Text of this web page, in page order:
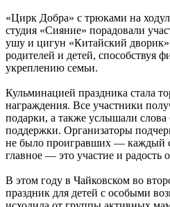
«Цирк Добра» с трюками на
студия «Сияние» порадовали
ушу и цигун «Китайский дворик»
родителей и детей, способствуя
укреплению семьи.
Кульминацией праздника стала
награждения. Все участники
подарки, а также услышали слова
поддержки. Организаторы
не было проигравших — каждый
главное — это участие и радость
В этом году в Чайковском во
праздник для детей с особыми